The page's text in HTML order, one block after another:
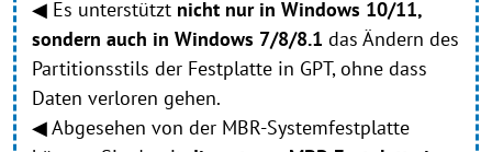
◀ Es unterstützt nicht nur in Windows 10/11,
sondern auch in Windows 7/8/8.1 das Ändern des
Partitionsstils der Festplatte in GPT, ohne dass
Daten verloren gehen.
◀ Abgesehen von der MBR-Systemfestplatte